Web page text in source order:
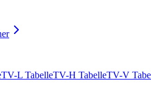
TV-L TabelleTV-H TabelleTV-V